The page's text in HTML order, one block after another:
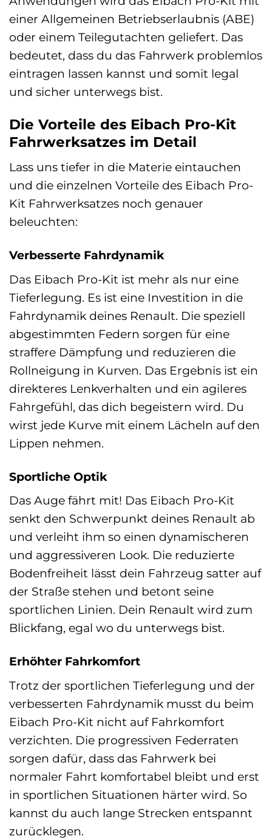
einer Allgemeinen Betriebserlaubnis (ABE)
oder einem Teilegutachten geliefert. Das
bedeutet, dass du das Fahrwerk problemlos
eintragen lassen kannst und somit legal
und sicher unterwegs bist.
Die Vorteile des Eibach Pro-Kit
Fahrwerksatzes im Detail
Lass uns tiefer in die Materie eintauchen
und die einzelnen Vorteile des Eibach Pro-
Kit Fahrwerksatzes noch genauer
beleuchten:
Verbesserte Fahrdynamik
Das Eibach Pro-Kit ist mehr als nur eine
Tieferlegung. Es ist eine Investition in die
Fahrdynamik deines Renault. Die speziell
abgestimmten Federn sorgen für eine
straffere Dämpfung und reduzieren die
Rollneigung in Kurven. Das Ergebnis ist ein
direkteres Lenkverhalten und ein agileres
Fahrgefühl, das dich begeistern wird. Du
wirst jede Kurve mit einem Lächeln auf den
Lippen nehmen.
Sportliche Optik
Das Auge fährt mit! Das Eibach Pro-Kit
senkt den Schwerpunkt deines Renault ab
und verleiht ihm so einen dynamischeren
und aggressiveren Look. Die reduzierte
Bodenfreiheit lässt dein Fahrzeug satter auf
der Straße stehen und betont seine
sportlichen Linien. Dein Renault wird zum
Blickfang, egal wo du unterwegs bist.
Erhöhter Fahrkomfort
Trotz der sportlichen Tieferlegung und der
verbesserten Fahrdynamik musst du beim
Eibach Pro-Kit nicht auf Fahrkomfort
verzichten. Die progressiven Federraten
sorgen dafür, dass das Fahrwerk bei
normaler Fahrt komfortabel bleibt und erst
in sportlichen Situationen härter wird. So
kannst du auch lange Strecken entspannt
zurücklegen.